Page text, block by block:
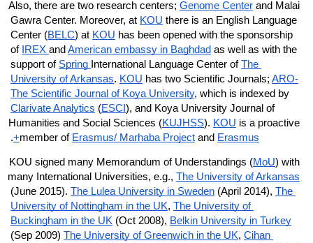
Also, there are two research centers; Genome Center and Malai
Gawra Center. Moreover, at KOU there is an English Language
Center (BELC) at KOU has been opened with the sponsorship
of IREX and American embassy in Baghdad as well as with the
support of Spring International Language Center of The
University of Arkansas. KOU has two Scientific Journals; ARO-
The Scientific Journal of Koya University
Clarivate Analytics (ESCI ), and Koya University Journal of
Humanities and Social Sciences (KUJHSS). KOU is a proactive
member of Erasmus/ Marhaba Project and Erasmus+
.
KOU signed many Memorandum of Understandings (MoU) with
many International Universities, e.g., The University of Arkansas
(June 2015). The Lulea University in Sweden (April 2014), The
University of Nottingham in the UK, The University of
Buckingham in the UK (Oct 2008), Belkin University in Turkey
(Sep 2009) The University of Greenwich in the UK, Cihan